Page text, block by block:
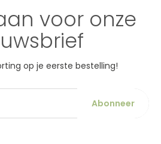
voor onze
op je eerste bestelling!
Abonneer